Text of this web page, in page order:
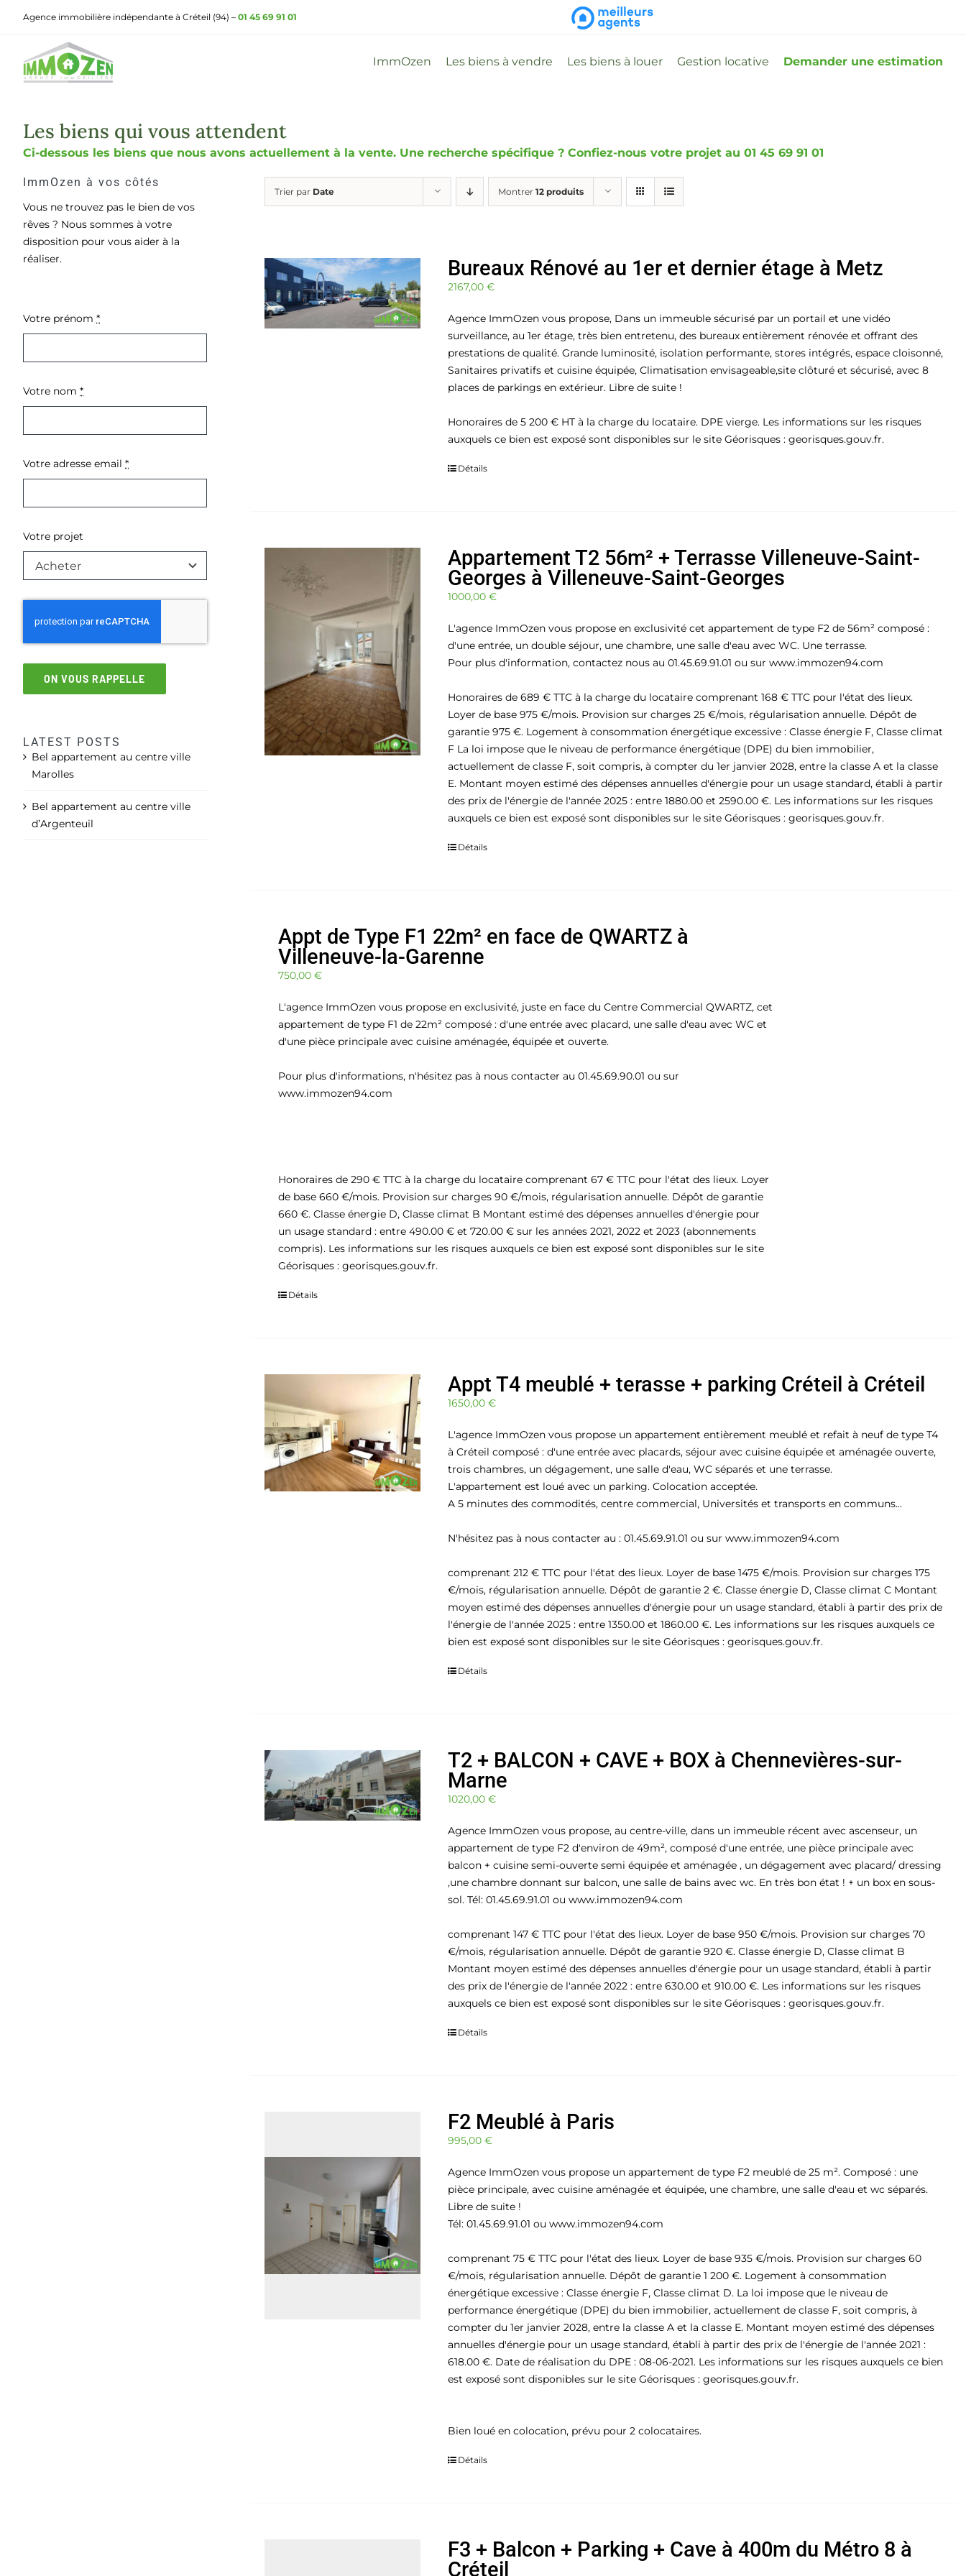
Agence immobilière indépendante à Créteil (94) – 01 45 69 91 01
ImmOzen Les biens à vendre Les biens à louer Gestion locative Demander une estimation
Les biens qui vous attendent
Ci-dessous les biens que nous avons actuellement à la vente. Une recherche spécifique ? Confiez-nous votre projet au 01 45 69 91 01
Trier par Date Montrer 12 produits
Bureaux Rénové au 1er et dernier étage à Metz
2167,00 €
Agence ImmOzen vous propose, Dans un immeuble sécurisé par un portail et une vidéo
surveillance, au 1er étage, très bien entretenu, des bureaux entièrement rénovée et offrant des
prestations de qualité. Grande luminosité, isolation performante, stores intégrés, espace cloisonné,
Sanitaires privatifs et cuisine équipée, Climatisation envisageable,site clôturé et sécurisé, avec 8
places de parkings en extérieur. Libre de suite !
Honoraires de 5 200 € HT à la charge du locataire. DPE vierge. Les informations sur les risques
auxquels ce bien est exposé sont disponibles sur le site Géorisques : georisques.gouv.fr.
Détails
Appartement T2 56m² + Terrasse Villeneuve-Saint-
Georges à Villeneuve-Saint-Georges
1000,00 €
L'agence ImmOzen vous propose en exclusivité cet appartement de type F2 de 56m² composé :
d'une entrée, un double séjour, une chambre, une salle d'eau avec WC. Une terrasse.
Pour plus d'information, contactez nous au 01.45.69.91.01 ou sur www.immozen94.com
Honoraires de 689 € TTC à la charge du locataire comprenant 168 € TTC pour l'état des lieux.
Loyer de base 975 €/mois. Provision sur charges 25 €/mois, régularisation annuelle. Dépôt de
garantie 975 €. Logement à consommation énergétique excessive : Classe énergie F, Classe climat
F La loi impose que le niveau de performance énergétique (DPE) du bien immobilier,
actuellement de classe F, soit compris, à compter du 1er janvier 2028, entre la classe A et la classe
E. Montant moyen estimé des dépenses annuelles d'énergie pour un usage standard, établi à partir
des prix de l'énergie de l'année 2025 : entre 1880.00 et 2590.00 €. Les informations sur les risques
auxquels ce bien est exposé sont disponibles sur le site Géorisques : georisques.gouv.fr.
Détails
Appt de Type F1 22m² en face de QWARTZ à
Villeneuve-la-Garenne
750,00 €
L'agence ImmOzen vous propose en exclusivité, juste en face du Centre Commercial QWARTZ, cet
appartement de type F1 de 22m² composé : d'une entrée avec placard, une salle d'eau avec WC et
d'une pièce principale avec cuisine aménagée, équipée et ouverte.
Pour plus d'informations, n'hésitez pas à nous contacter au 01.45.69.90.01 ou sur
www.immozen94.com
Honoraires de 290 € TTC à la charge du locataire comprenant 67 € TTC pour l'état des lieux. Loyer
de base 660 €/mois. Provision sur charges 90 €/mois, régularisation annuelle. Dépôt de garantie
660 €. Classe énergie D, Classe climat B Montant estimé des dépenses annuelles d'énergie pour
un usage standard : entre 490.00 € et 720.00 € sur les années 2021, 2022 et 2023 (abonnements
compris). Les informations sur les risques auxquels ce bien est exposé sont disponibles sur le site
Géorisques : georisques.gouv.fr.
Détails
Appt T4 meublé + terasse + parking Créteil à Créteil
1650,00 €
L'agence ImmOzen vous propose un appartement entièrement meublé et refait à neuf de type T4
à Créteil composé : d'une entrée avec placards, séjour avec cuisine équipée et aménagée ouverte,
trois chambres, un dégagement, une salle d'eau, WC séparés et une terrasse.
L'appartement est loué avec un parking. Colocation acceptée.
A 5 minutes des commodités, centre commercial, Universités et transports en communs...
N'hésitez pas à nous contacter au : 01.45.69.91.01 ou sur www.immozen94.com
comprenant 212 € TTC pour l'état des lieux. Loyer de base 1475 €/mois. Provision sur charges 175
€/mois, régularisation annuelle. Dépôt de garantie 2 €. Classe énergie D, Classe climat C Montant
moyen estimé des dépenses annuelles d'énergie pour un usage standard, établi à partir des prix de
l'énergie de l'année 2025 : entre 1350.00 et 1860.00 €. Les informations sur les risques auxquels ce
bien est exposé sont disponibles sur le site Géorisques : georisques.gouv.fr.
Détails
T2 + BALCON + CAVE + BOX à Chennevières-sur-
Marne
1020,00 €
Agence ImmOzen vous propose, au centre-ville, dans un immeuble récent avec ascenseur, un
appartement de type F2 d'environ de 49m², composé d'une entrée, une pièce principale avec
balcon + cuisine semi-ouverte semi équipée et aménagée , un dégagement avec placard/ dressing
,une chambre donnant sur balcon, une salle de bains avec wc. En très bon état ! + un box en sous-
sol. Tél: 01.45.69.91.01 ou www.immozen94.com
comprenant 147 € TTC pour l'état des lieux. Loyer de base 950 €/mois. Provision sur charges 70
€/mois, régularisation annuelle. Dépôt de garantie 920 €. Classe énergie D, Classe climat B
Montant moyen estimé des dépenses annuelles d'énergie pour un usage standard, établi à partir
des prix de l'énergie de l'année 2022 : entre 630.00 et 910.00 €. Les informations sur les risques
auxquels ce bien est exposé sont disponibles sur le site Géorisques : georisques.gouv.fr.
Détails
F2 Meublé à Paris
995,00 €
Agence ImmOzen vous propose un appartement de type F2 meublé de 25 m². Composé : une
pièce principale, avec cuisine aménagée et équipée, une chambre, une salle d'eau et wc séparés.
Libre de suite !
Tél: 01.45.69.91.01 ou www.immozen94.com
comprenant 75 € TTC pour l'état des lieux. Loyer de base 935 €/mois. Provision sur charges 60
€/mois, régularisation annuelle. Dépôt de garantie 1 200 €. Logement à consommation
énergétique excessive : Classe énergie F, Classe climat D. La loi impose que le niveau de
performance énergétique (DPE) du bien immobilier, actuellement de classe F, soit compris, à
compter du 1er janvier 2028, entre la classe A et la classe E. Montant moyen estimé des dépenses
annuelles d'énergie pour un usage standard, établi à partir des prix de l'énergie de l'année 2021 :
618.00 €. Date de réalisation du DPE : 08-06-2021. Les informations sur les risques auxquels ce bien
est exposé sont disponibles sur le site Géorisques : georisques.gouv.fr.
Bien loué en colocation, prévu pour 2 colocataires.
Détails
F3 + Balcon + Parking + Cave à 400m du Métro 8 à
Créteil
ImmOzen à vos côtés
Vous ne trouvez pas le bien de vos
rêves ? Nous sommes à votre
disposition pour vous aider à la
réaliser.
Votre prénom *
Votre nom *
Votre adresse email *
Votre projet
ON VOUS RAPPELLE
LATEST POSTS
Bel appartement au centre ville
Marolles
Bel appartement au centre ville
d’Argenteuil